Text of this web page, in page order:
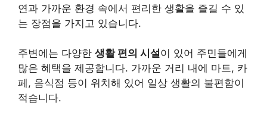
연과 가까운 환경 속에서 편리한 생활을 즐길 수 있
는 장점을 가지고 있습니다.
주변에는 다양한 생활 편의 시설이 있어 주민들에게
많은 혜택을 제공합니다. 가까운 거리 내에 마트, 카
페, 음식점 등이 위치해 있어 일상 생활의 불편함이
적습니다.